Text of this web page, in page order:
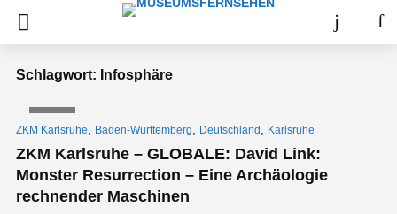
Schlagwort: Infosphäre
ZKM Karlsruhe Baden-Württemberg Deutschland Karlsruhe
ZKM Karlsruhe – GLOBALE: David Link:
Monster Resurrection – Eine Archäologie
rechnender Maschinen